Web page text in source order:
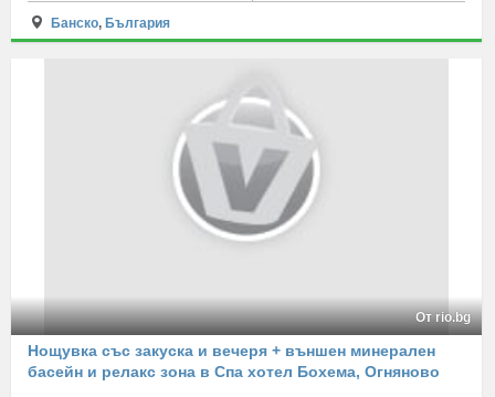
Банско, България
От rio.bg
Нощувка със закуска и вечеря + външен минерален
басейн и релакс зона в Спа хотел Бохема, Огняново